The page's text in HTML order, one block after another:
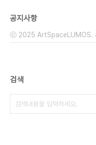
공지사항
ⓒ 2025 ArtSpaceLUMOS.
검색